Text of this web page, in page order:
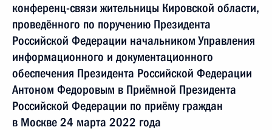
конференц-связи жительницы Кировской области,
проведённого по поручению Президента
Российской Федерации начальником Управления
информационного и документационного
обеспечения Президента Российской Федерации
Антоном Федоровым в Приёмной Президента
Российской Федерации по приёму граждан
в Москве 24 марта 2022 года